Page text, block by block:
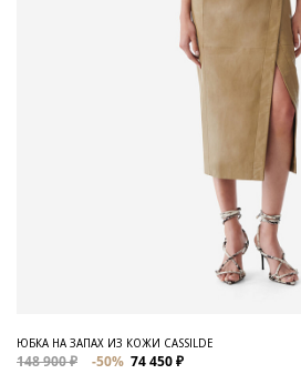
ЮБКА НА ЗАПАХ ИЗ КОЖИ CASSILDE
148 900 ₽ -50% 74 450 ₽